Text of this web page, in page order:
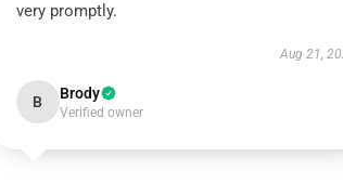
very promptly.
Aug 21,
B Brody
Verified owner